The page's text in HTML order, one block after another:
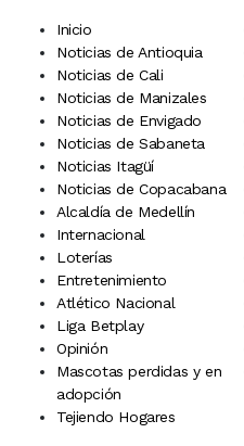
Inicio
Noticias de Antioquia
Noticias de Cali
Noticias de Manizales
Noticias de Envigado
Noticias de Sabaneta
Noticias Itagüí
Noticias de Copacabana
Alcaldía de Medellín
Internacional
Loterías
Entretenimiento
Atlético Nacional
Liga Betplay
Opinión
Mascotas perdidas y en
adopción
Tejiendo Hogares